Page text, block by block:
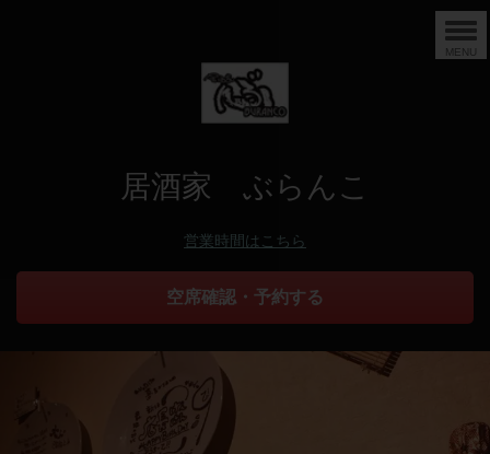
MENU
居酒家 ぶらんこ
営業時間はこちら
空席確認・予約する